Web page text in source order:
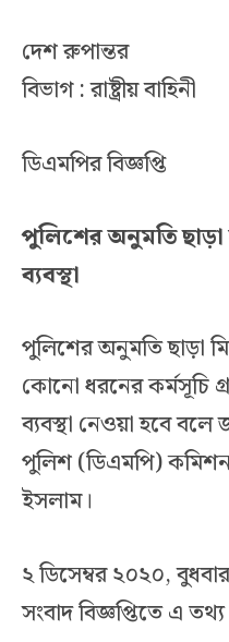
দেশ রুপান্তর
বিভাগ : রাষ্ট্রীয় বাহিনী
ডিএমপির বিজ্ঞপ্তি
পুলিশের অনুমতি
ব্যবস্থা
পুলিশের অনুমতি ছাড়া
কোনো ধরনের কর্মসূচি
ব্যবস্থা নেওয়া হবে বলে
পুলিশ (ডিএমপি)
ইসলাম।
২ ডিসেম্বর ২০২০,
সংবাদ বিজ্ঞপ্তিতে এ